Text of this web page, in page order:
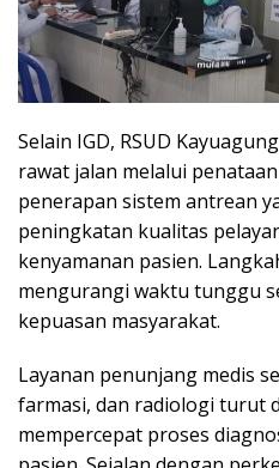
Selain IGD, RSUD
rawat jalan melalui
penerapan sistem antrean
peningkatan kualitas
kenyamanan pasien.
mengurangi waktu tunggu
kepuasan masyarakat.
Layanan penunjang medis
farmasi, dan radiologi turut
mempercepat proses